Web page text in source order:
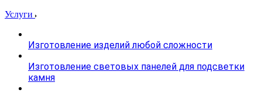
Услуги
Изготовление изделий любой сложности
Изготовление световых панелей для подсветки
камня